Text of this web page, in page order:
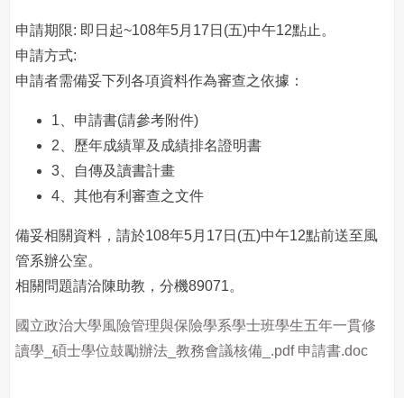
申請期限: 即日起~108年5月17日(五)中午12點止。
申請方式:
申請者需備妥下列各項資料作為審查之依據：
1、申請書(請參考附件)
2、歷年成績單及成績排名證明書
3、自傳及讀書計畫
4、其他有利審查之文件
備妥相關資料，請於108年5月17日(五)中午12點前送至風
管系辦公室。
相關問題請洽陳助教，分機89071。
國立政治大學風險管理與保險學系學士班學生五年一貫修
讀學_碩士學位鼓勵辦法_教務會議核備_.pdf 申請書.doc